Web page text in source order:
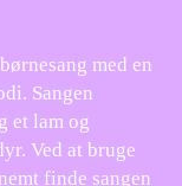
med en
Sangen
et lam og
Ved at bruge
finde sangen